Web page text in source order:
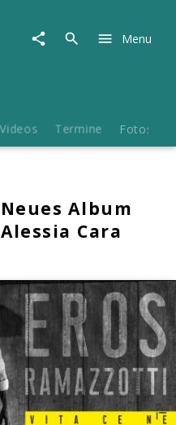
Menu
Videos Termine Fotos
Album
Cara